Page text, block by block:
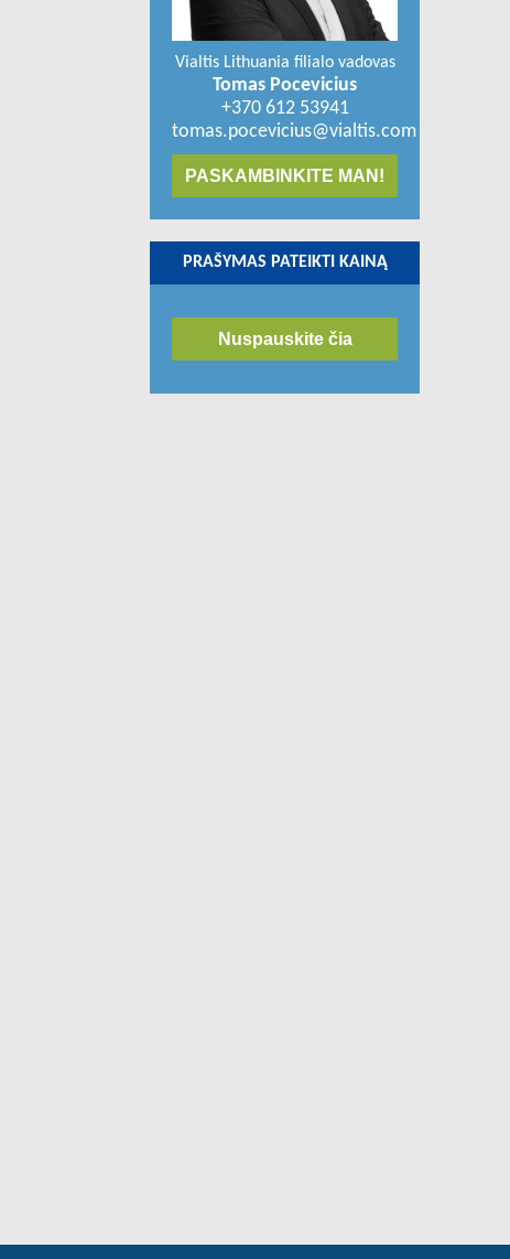
Vialtis Lithuania filialo vadovas
Tomas Pocevicius
+370 612 53941
tomas.pocevicius@vialtis.com
PASKAMBINKITE MAN!
PRAŠYMAS PATEIKTI KAINĄ
Nuspauskite čia